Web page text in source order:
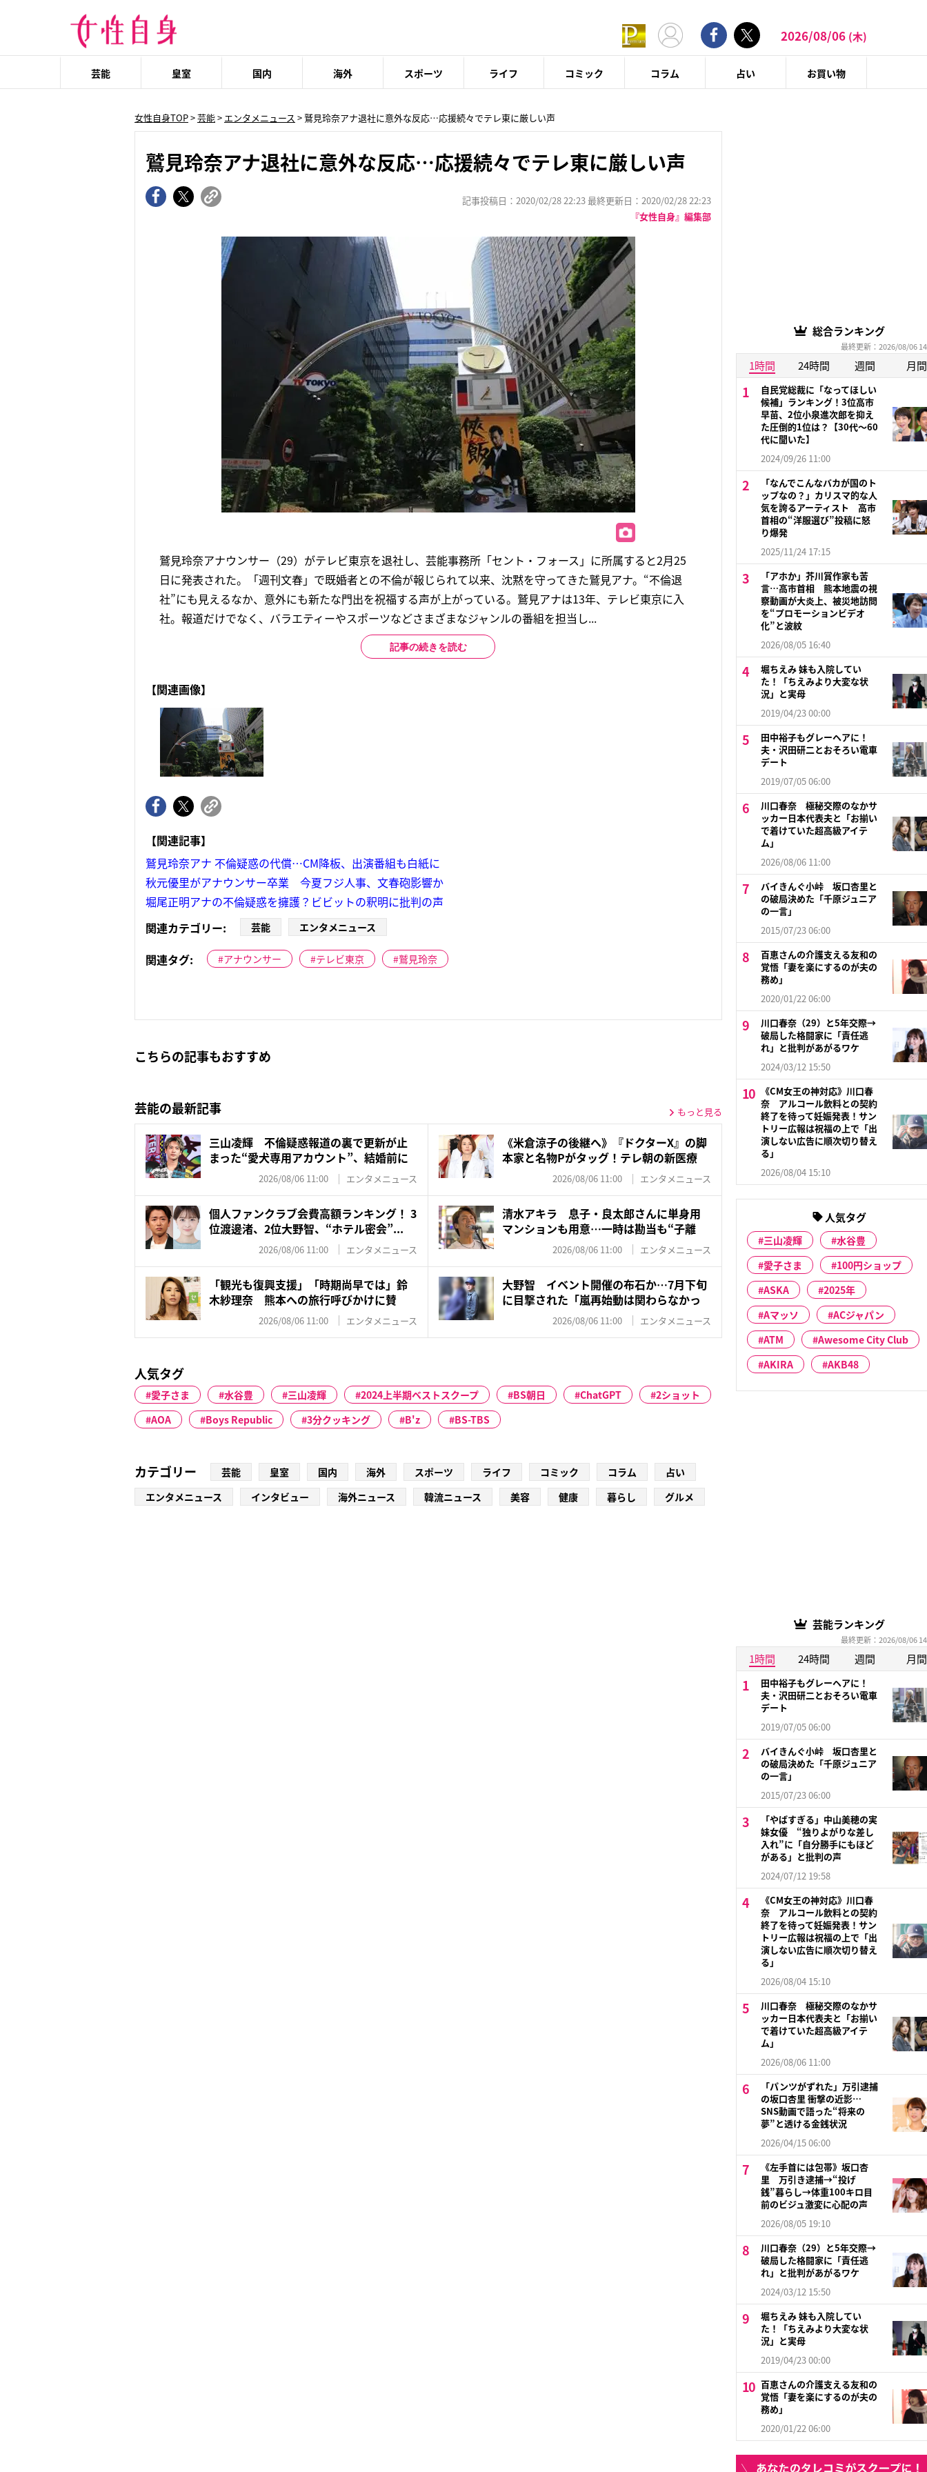
2026/08/06 (木)
芸能 皇室 国内 海外 スポーツ ライフ コミック コラム 占い お買い物
女性自身TOP>芸能> エンタメニュース > 鷲見玲奈アナ退社に意外な反応…応援続々でテレ東に厳しい声
鷲見玲奈アナ退社に意外な反応…応援続々でテレ東に厳しい声
記事投稿日：2020/02/28 22:23 最終更新日：2020/02/28 22:23
『女性自身』編集部
鷲見玲奈アナウンサー（29）がテレビ東京を退社し、芸能事務所「セント・フォース」に所属すると2月25
日に発表された。「週刊文春」で既婚者との不倫が報じられて以来、沈黙を守ってきた鷲見アナ。“不倫退
社”にも見えるなか、意外にも新たな門出を祝福する声が上がっている。鷲見アナは13年、テレビ東京に入
社。報道だけでなく、バラエティーやスポーツなどさまざまなジャンルの番組を担当し...
記事の続きを読む
【関連画像】
【関連記事】
鷲見玲奈アナ 不倫疑惑の代償…CM降板、出演番組も白紙に
秋元優里がアナウンサー卒業 今夏フジ人事、文春砲影響か
堀尾正明アナの不倫疑惑を擁護？ビビットの釈明に批判の声
関連カテゴリー:
芸能 エンタメニュース
関連タグ: アナウンサー テレビ東京 鷲見玲奈
こちらの記事もおすすめ
芸能の最新記事 もっと見る
三山凌輝 不倫疑惑報道の裏で更新が止
まった“愛犬専用アカウント”、結婚前に
2026/08/06 11:00 エンタメニュース
《米倉涼子の後継へ》『ドクターX』の脚
本家と名物Pがタッグ！テレ朝の新医療
2026/08/06 11:00 エンタメニュース
個人ファンクラブ会費高額ランキング！ 3
位渡邊渚、2位大野智、“ホテル密会”...
2026/08/06 11:00 エンタメニュース
清水アキラ 息子・良太郎さんに単身用
マンションも用意…一時は勘当も“子離
2026/08/06 11:00 エンタメニュース
「観光も復興支援」「時期尚早では」鈴
木紗理奈 熊本への旅行呼びかけに賛
2026/08/06 11:00 エンタメニュース
大野智 イベント開催の布石か…7月下旬
に目撃された「嵐再始動は関わらなかっ
2026/08/06 11:00 エンタメニュース
人気タグ
愛子さま 水谷豊 三山凌輝 2024上半期ベストスクープ BS朝日 ChatGPT
2ショット
AOA
Boys Republic 3分クッキング B'z BS-TBS
カテゴリー 芸能 皇室 国内 海外 スポーツ ライフ コミック コラム
占い
エンタメニュース
インタビュー 海外ニュース 韓流ニュース 美容 健康 暮らし グルメ
総合ランキング
最終更新：2026/08/06
1時間 24時間 週間 月間
自民党総裁に「なってほしい
候補」ランキング！3位高市
早苗、2位小泉進次郎を抑え
た圧倒的1位は？【30代〜60
代に聞いた】
2024/09/26 11:00
「なんでこんなバカが国のト
ップなの？」カリスマ的な人
気を誇るアーティスト 高市
首相の“洋服選び”投稿に怒
り爆発
2025/11/24 17:15
「アホか」芥川賞作家も苦
言…高市首相 熊本地震の視
察動画が大炎上、被災地訪問
を“プロモーションビデオ
化”と波紋
2026/08/05 16:40
堀ちえみ 妹も入院してい
た！「ちえみより大変な状
況」と実母
2019/04/23 00:00
田中裕子もグレーヘアに！
夫・沢田研二とおそろい電車
デート
2019/07/05 06:00
川口春奈 極秘交際のなかサ
ッカー日本代表夫と「お揃い
で着けていた超高級アイテ
ム」
2026/08/06 11:00
バイきんぐ小峠 坂口杏里と
の破局決めた「千原ジュニア
の一言」
2015/07/23 06:00
百恵さんの介護支える友和の
覚悟「妻を楽にするのが夫の
務め」
2020/01/22 06:00
川口春奈（29）と5年交際→
破局した格闘家に「責任逃
れ」と批判があがるワケ
2024/03/12 15:50
《CM女王の神対応》川口春
奈 アルコール飲料との契約
終了を待って妊娠発表！サン
トリー広報は祝福の上で「出
演しない広告に順次切り替え
る」
2026/08/04 15:10
人気タグ
三山凌輝
水谷豊
愛子さま
100円ショップ
ASKA
2025年
Aマッソ
ACジャパン
ATM
Awesome City Club
AKIRA
AKB48
芸能ランキング
最終更新：2026/08/06
1時間 24時間 週間 月間
田中裕子もグレーヘアに！
夫・沢田研二とおそろい電車
デート
2019/07/05 06:00
バイきんぐ小峠 坂口杏里と
の破局決めた「千原ジュニア
の一言」
2015/07/23 06:00
「やばすぎる」中山美穂の実
妹女優 “独りよがりな差し
入れ”に「自分勝手にもほど
がある」と批判の声
2024/07/12 19:58
《CM女王の神対応》川口春
奈 アルコール飲料との契約
終了を待って妊娠発表！サン
トリー広報は祝福の上で「出
演しない広告に順次切り替え
る」
2026/08/04 15:10
川口春奈 極秘交際のなかサ
ッカー日本代表夫と「お揃い
で着けていた超高級アイテ
ム」
2026/08/06 11:00
「パンツがずれた」万引逮捕
の坂口杏里 衝撃の近影…
SNS動画で語った“将来の
夢”と透ける金銭状況
2026/04/15 06:00
《左手首には包帯》坂口杏
里 万引き逮捕→“投げ
銭”暮らし→体重100キロ目
前のビジュ激変に心配の声
2026/08/05 19:10
川口春奈（29）と5年交際→
破局した格闘家に「責任逃
れ」と批判があがるワケ
2024/03/12 15:50
堀ちえみ 妹も入院してい
た！「ちえみより大変な状
況」と実母
2019/04/23 00:00
百恵さんの介護支える友和の
覚悟「妻を楽にするのが夫の
務め」
2020/01/22 06:00